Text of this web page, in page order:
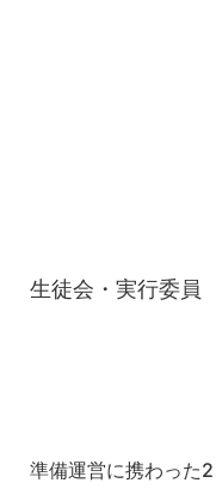
生徒会・実行委員
準備運営に携わった